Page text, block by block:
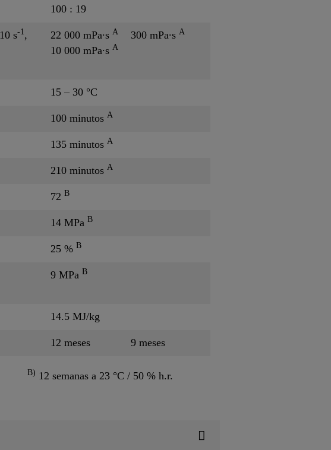
100 : 19
10 s-1 ,
22 000 mPa∙s A 300 mPa∙s A
10 000 mPa∙s A
15 – 30 °C
100 minutos A
135 minutos A
210 minutos A
72 B
14 MPa B
25 % B
9 MPa B
14.5 MJ/kg
12 meses 9 meses
B) 12 semanas a 23 °C / 50 % h.r.